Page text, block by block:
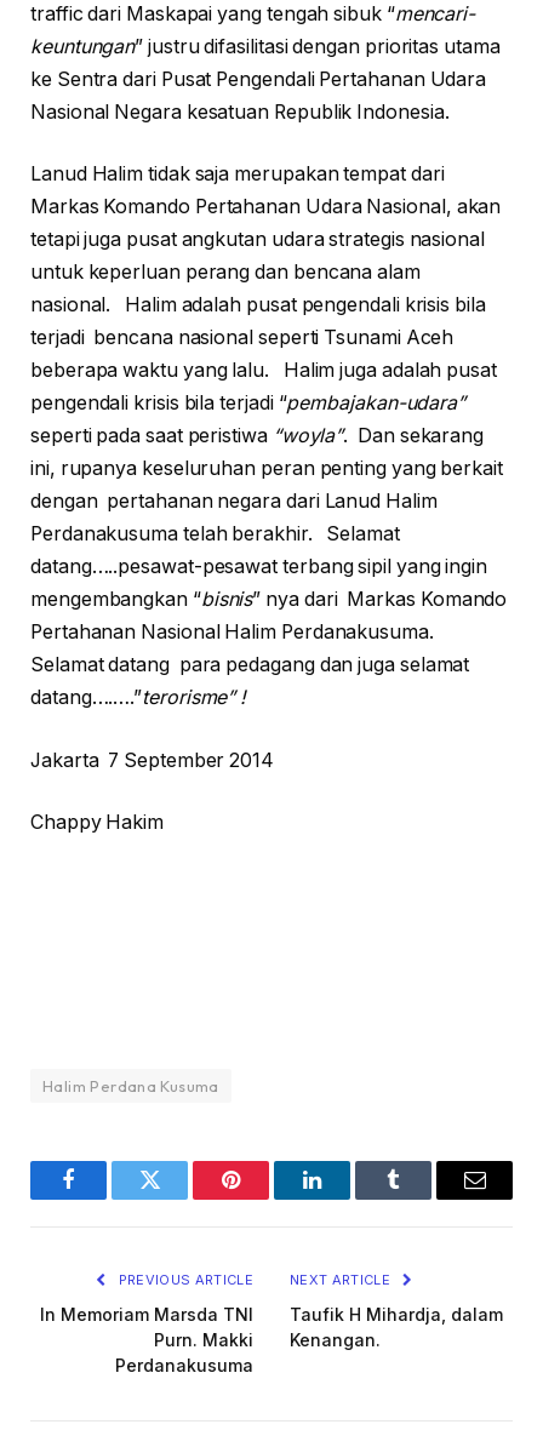
traffic dari Maskapai yang tengah sibuk “mencari-
keuntungan” justru difasilitasi dengan prioritas utama
ke Sentra dari Pusat Pengendali Pertahanan Udara
Nasional Negara kesatuan Republik Indonesia.
Lanud Halim tidak saja merupakan tempat dari
Markas Komando Pertahanan Udara Nasional, akan
tetapi juga pusat angkutan udara strategis nasional
untuk keperluan perang dan bencana alam
nasional. Halim adalah pusat pengendali krisis bila
terjadi bencana nasional seperti Tsunami Aceh
beberapa waktu yang lalu. Halim juga adalah pusat
pengendali krisis bila terjadi “pembajakan-udara”
seperti pada saat peristiwa “woyla”. Dan sekarang
ini, rupanya keseluruhan peran penting yang berkait
dengan pertahanan negara dari Lanud Halim
Perdanakusuma telah berakhir. Selamat
datang…..pesawat-pesawat terbang sipil yang ingin
mengembangkan “bisnis” nya dari Markas Komando
Pertahanan Nasional Halim Perdanakusuma.
Selamat datang para pedagang dan juga selamat
datang….….”terorisme” !
Jakarta 7 September 2014
Chappy Hakim
Halim Perdana Kusuma
FacebookTwitter Pinterest LinkedInTumblr Email
PREVIOUS ARTICLE
In Memoriam Marsda TNI
Purn. Makki
Perdanakusuma
NEXT ARTICLE
Taufik H Mihardja, dalam
Kenangan.